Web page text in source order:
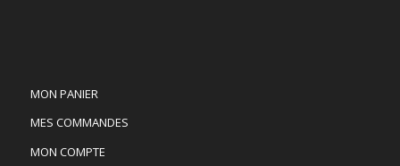
MON PANIER
MES COMMANDES
MON COMPTE